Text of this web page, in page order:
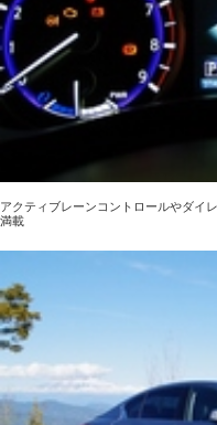
アクティブレーンコントロールやダイ
満載